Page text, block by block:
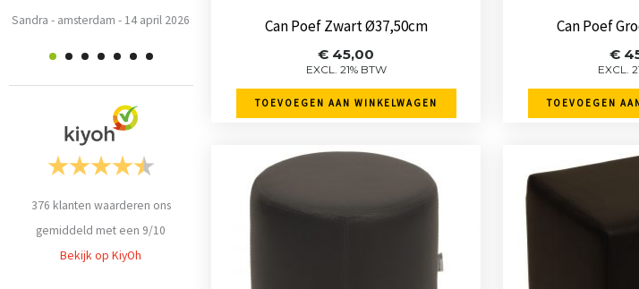
Sandra - amsterdam - 14 april 2026
2026
wachten En pakketdienst
Eric -Zwijndrecht 21 januari 2026
Esme-
376 klanten waarderen ons
gemiddeld met een 9/10
Bekijk op KiyOh
Can Poef Zwart Ø37,50cm
€ 45,00
EXCL. 21% BTW
TOEVOEGEN AAN WINKELWAGEN
Can Poef
€
EXCL.
TOEVOEGEN